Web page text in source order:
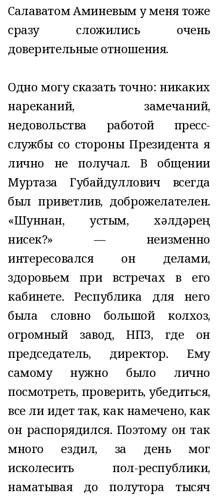
Салаватом Аминевым у меня тоже
сразу сложились очень
доверительные отношения.
Одно могу сказать точно: никаких
нареканий, замечаний,
недовольства работой пресс-
службы со стороны Президента я
лично не получал. В общении
Муртаза Губайдуллович всегда
был приветлив, доброжелателен.
«Шуннан, ҡустым, хәлдәрең
нисек?» — неизменно
интересовался он делами,
здоровьем при встречах в его
кабинете. Республика для него
была словно большой колхоз,
огромный завод, НПЗ, где он
председатель, директор. Ему
самому нужно было лично
посмотреть, проверить, убедиться,
все ли идет так, как намечено, как
он распорядился. Поэтому он так
много ездил, за день мог
исколесить пол-республики,
наматывая до полутора тысяч